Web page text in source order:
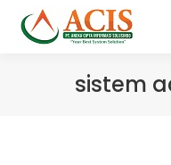
sistem